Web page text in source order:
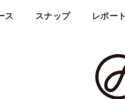
ス スナップ レポート